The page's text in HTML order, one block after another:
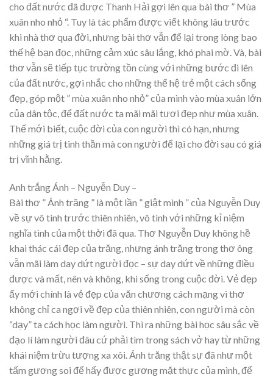
cho đất nước đã được Thanh Hải gợi lên qua bài thơ ” Mùa
xuân nho nhỏ “. Tuy là tác phẩm được viết không lâu trước
khi nhà thơ qua đời, nhưng bài thơ vẫn để lại trong lòng bao
thế hệ bạn đọc, những cảm xúc sâu lắng, khó phai mờ. Và, bài
thơ vẫn sẽ tiếp tục trường tồn cùng với những bước đi lên
của đất nước, gợi nhắc cho những thế hệ trẻ một cách sống
đẹp, góp một ” mùa xuân nho nhỏ” của mình vào mùa xuân lớn
của dân tộc, để đất nước ta mãi mãi tươi đẹp như mùa xuân.
Thế mới biết, cuộc đời của con người thì có hạn, nhưng
những giá trị tinh thần mà con người để lại cho đời sau có giá
trị vĩnh hằng.
Anh trắng Ánh – Nguyễn Duy –
Bài thơ ” Ánh trăng ” là một lần ” giật mình ” của Nguyễn Duy
về sự vô tình trước thiên nhiên, vô tình với những kỉ niệm
nghĩa tình của một thời đã qua. Thơ Nguyễn Duy không hề
khai thác cái đẹp của trăng, nhưng ánh trăng trong thơ ông
vẫn mãi làm day dứt người đọc – sự day dứt về những điều
được và mất, nên và không, khi sống trong cuộc đời. Vẻ đẹp
ấy mới chính là vẻ đẹp của văn chương cách mạng vì thơ
không chỉ ca ngợi về đẹp của thiên nhiên, con người mà còn
“dạy” ta cách học làm người. Thì ra những bài học sâu sắc về
đạo lí làm người đâu cứ phải tìm trong sách vở hay từ những
khái niệm trừu tượng xa xôi. Ánh trăng thật sự đã như một
tấm gương soi để hấy được gương mặt thực của mình, để